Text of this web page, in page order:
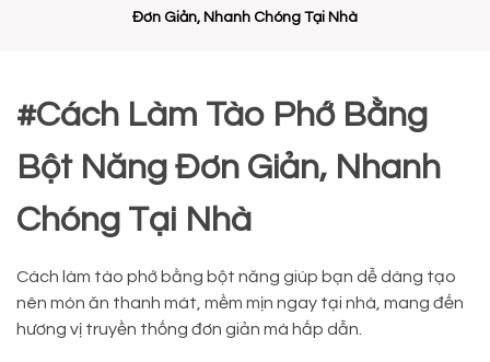
Đơn Giản, Nhanh Chóng Tại Nhà
#Cách Làm Tào Phớ Bằng
Bột Năng Đơn Giản, Nhanh
Chóng Tại Nhà
Cách làm tào phớ bằng bột năng giúp bạn dễ dàng tạo
nên món ăn thanh mát, mềm mịn ngay tại nhà, mang đến
hương vị truyền thống đơn giản mà hấp dẫn.